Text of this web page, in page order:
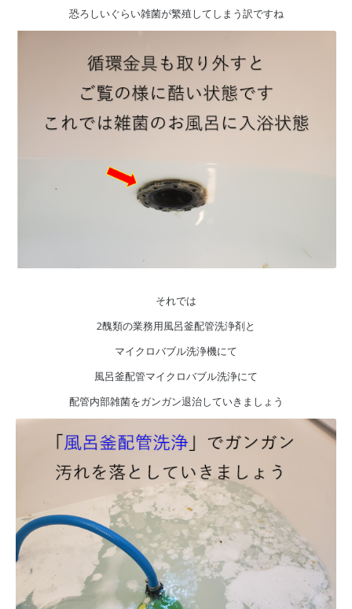
恐ろしいぐらい雑菌が繁殖してしまう訳ですね
それでは
2醜類の業務用風呂釜配管洗浄剤と
マイクロバブル洗浄機にて
風呂釜配管マイクロバブル洗浄にて
配管内部雑菌をガンガン退治していきましょう